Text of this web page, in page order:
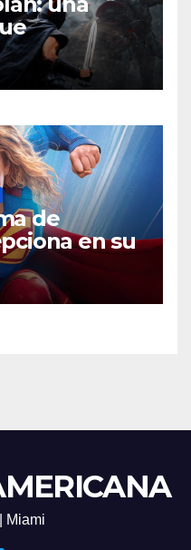
de
en su
Miami